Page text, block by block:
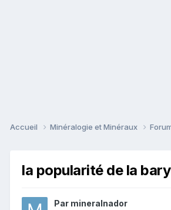
Accueil Minéralogie et Minéraux
la popularité de la
Par mineralnador